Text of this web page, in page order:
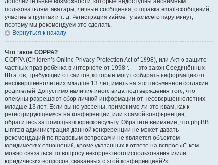
дополнительные возможности, которые недоступны анонимным
пользователям: аватары, личные сообщения, отправка email-сообщений,
участие в группах и т. д. Регистрация займёт у вас всего пару минут,
поэтому мы рекомендуем это сделать.
Вернуться к началу
Что такое COPPA?
COPPA (Children’s Online Privacy Protection Act of 1998), или Акт о защите
частных прав ребёнка в интернете от 1998 г. — это закон Соединённых
Штатов, требующий от сайтов, которые могут собирать информацию от
несовершеннолетних младше 13 лет, иметь на это письменное согласие
родителей. Допустимо наличие иного вида подтверждения того, что
опекуны разрешают сбор личной информации от несовершеннолетних
младше 13 лет. Если вы не уверены, применимо ли это к вам, как к
регистрирующемуся на конференции, или к самой конференции,
обратитесь за помощью к юрисконсульту. Обратите внимание, что phpBB
Limited администрация данной конференции не может давать
рекомендаций по правовым вопросам и не является объектом
юридических отношений, кроме указанных в ответе на вопрос «С кем
можно связаться по вопросу некорректного использования и/или
юридических вопросов, связанных с этой конференцией?».